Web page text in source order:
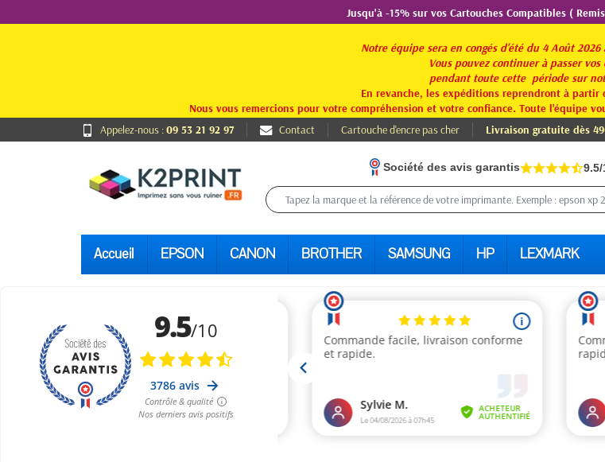
Jusqu'à -15% sur vos Cartouches Compatibles (
Notre équipe sera en congés d'été du 4 Août
Vous pouvez continuer à passer vos
pendant toute cette période sur
En revanche, les expéditions reprendront à partir
Nous vous remercions pour votre compréhension et votre confiance. Toute l'équipe
Appelez-nous :09 53 21 92 97 Contact Cartouche d'encre pas cher Livraison gratuite dès
Société des avis garantis 9.5/
Accueil EPSON CANON BROTHER SAMSUNG HP LEXMARK